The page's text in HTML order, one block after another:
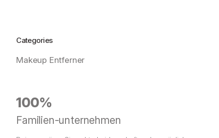
Categories
Makeup Entferner
100%
Familien-unternehmen